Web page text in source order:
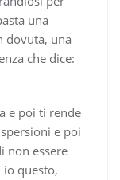
una
dovuta, una
che dice:
e poi ti rende
e poi
non essere
questo,